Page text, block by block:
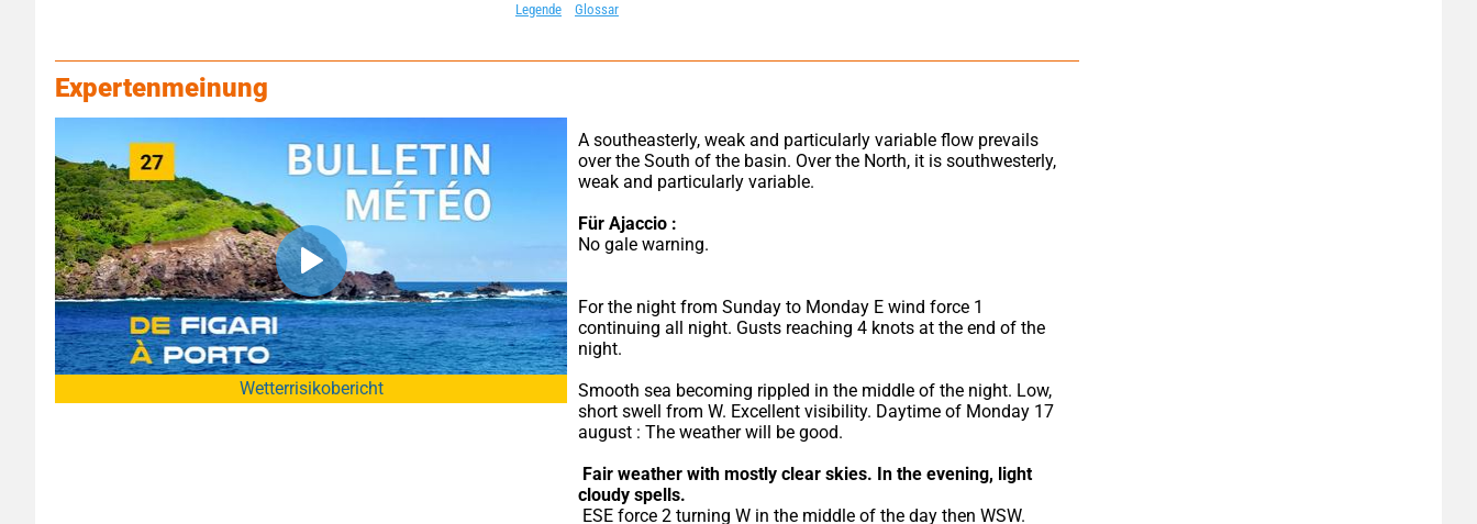
Legende
Glossar
Expertenmeinung
Wetterrisikobericht
A southeasterly, weak and particularly variable flow prevails
over the South of the basin. Over the North, it is southwesterly,
weak and particularly variable.
Für Ajaccio :
No gale warning.
For the night from Sunday to Monday E wind force 1
continuing all night. Gusts reaching 4 knots at the end of the
night.
Smooth sea becoming rippled in the middle of the night. Low,
short swell from W. Excellent visibility. Daytime of Monday 17
august : The weather will be good.
Fair weather with mostly clear skies. In the evening, light
cloudy spells.